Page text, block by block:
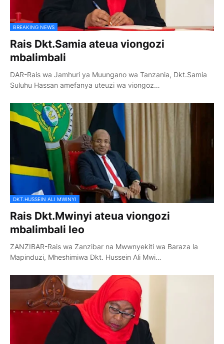
BREAKING NEWS
Rais Dkt.Samia ateua viongozi
mbalimbali
DAR-Rais wa Jamhuri ya Muungano wa Tanzania, Dkt.Samia
Suluhu Hassan amefanya uteuzi wa viongoz…
DKT.HUSSEIN ALI MWINYI
Rais Dkt.Mwinyi ateua viongozi
mbalimbali leo
ZANZIBAR-Rais wa Zanzibar na Mwwnyekiti wa Baraza la
Mapinduzi, Mheshimiwa Dkt. Hussein Ali Mwi…